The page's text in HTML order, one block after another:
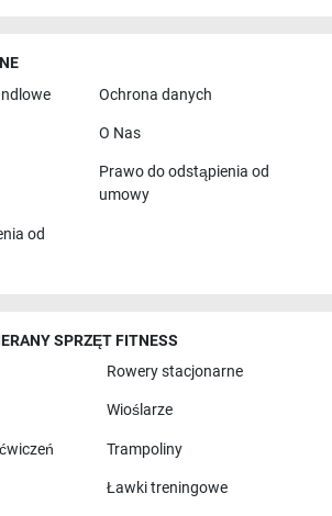
Ochrona danych
O Nas
Prawo do odstąpienia od
umowy
od
SPRZĘT FITNESS
Rowery stacjonarne
Wioślarze
Trampoliny
Ławki treningowe